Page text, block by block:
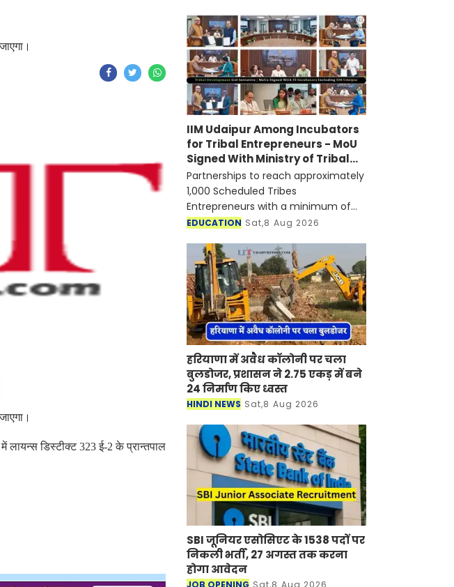
लायन्स डिस्टीक्ट 323 ई-2 के प्रान्तपाल
IIM Udaipur Among Incubators
for Tribal Entrepreneurs - MoU
Signed With Ministry of Tribal
Affairs
Partnerships to reach approximately
1,000 Scheduled Tribes
Entrepreneurs with a minimum of
100 to be funded and incubated
EDUCATION Sat,8 Aug 2026
हरियाणा में अवैध कॉलोनी पर चला
बुलडोजर, प्रशासन ने 2.75 एकड़ में बने
24 निर्माण किए ध्वस्त
HINDI NEWS Sat,8 Aug 2026
SBI जूनियर एसोसिएट के 1538 पदों पर
निकली भर्ती, 27 अगस्त तक करना
होगा आवेदन
JOB OPENING Sat,8 Aug 2026